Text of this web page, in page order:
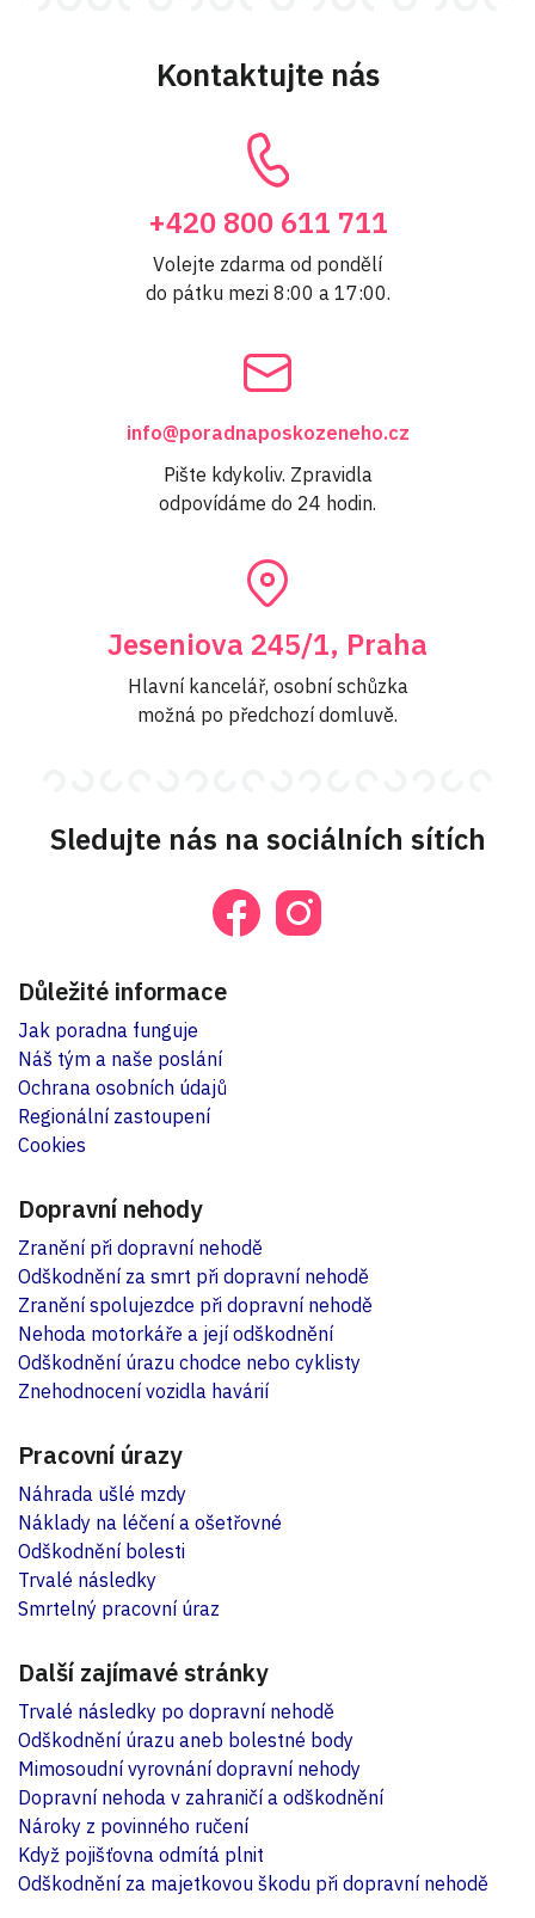
Kontaktujte nás
+420 800 611 711
Volejte zdarma od pondělí
do pátku mezi 8:00 a 17:00.
info@poradnaposkozeneho.cz
Pište kdykoliv. Zpravidla
odpovídáme do 24 hodin.
Jeseniova 245/1, Praha
Hlavní kancelář, osobní schůzka
možná po předchozí domluvě.
Sledujte nás na sociálních sítích
Důležité informace
Jak poradna funguje
Náš tým a naše poslání
Ochrana osobních údajů
Regionální zastoupení
Cookies
Dopravní nehody
Zranění při dopravní nehodě
Odškodnění za smrt při dopravní nehodě
Zranění spolujezdce při dopravní nehodě
Nehoda motorkáře a její odškodnění
Odškodnění úrazu chodce nebo cyklisty
Znehodnocení vozidla havárií
Pracovní úrazy
Náhrada ušlé mzdy
Náklady na léčení a ošetřovné
Odškodnění bolesti
Trvalé následky
Smrtelný pracovní úraz
Další zajímavé stránky
Trvalé následky po dopravní nehodě
Odškodnění úrazu aneb bolestné body
Mimosoudní vyrovnání dopravní nehody
Dopravní nehoda v zahraničí a odškodnění
Nároky z povinného ručení
Když pojišťovna odmítá plnit
Odškodnění za majetkovou škodu při dopravní nehodě